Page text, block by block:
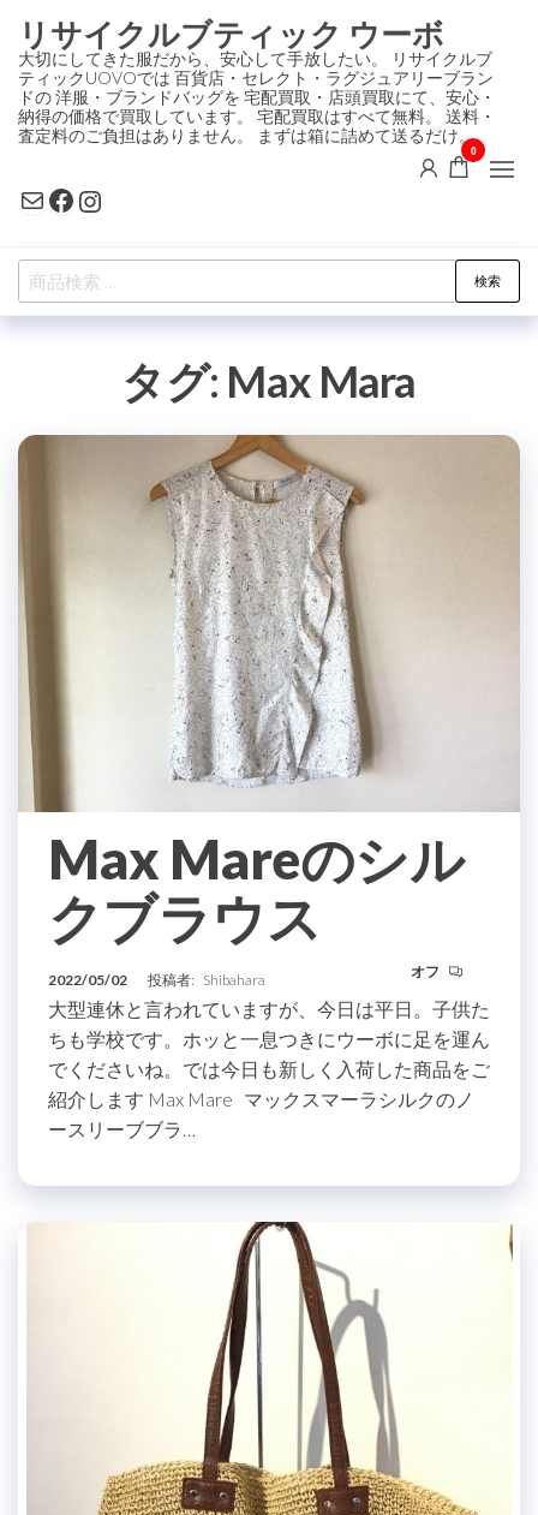
ン
テ
ン
ツ
プ
リサイクルブティック ウーボ
大切にしてきた服だから、安心して手放したい。 リサイクルブ
ティックUOVOでは 百貨店・セレクト・ラグジュアリーブラン
ドの 洋服・ブランドバッグを 宅配買取・店頭買取にて、安心・
納得の価格で買取しています。 宅配買取はすべて無料。 送料・
査定料のご負担はありません。 まずは箱に詰めて送るだけ。
MailFacebook
Instagram
0
検
索
検索
タグ: Max Mara
Max Mareのシル
クブラウス
2022/05/02 投稿者: Shibahara オフ
大型連休と言われていますが、今日は平日。子供た
ちも学校です。ホッと一息つきにウーボに足を運ん
でくださいね。では今日も新しく入荷した商品をご
紹介します Max Mare マックスマーラシルクのノ
ースリーブブラ…